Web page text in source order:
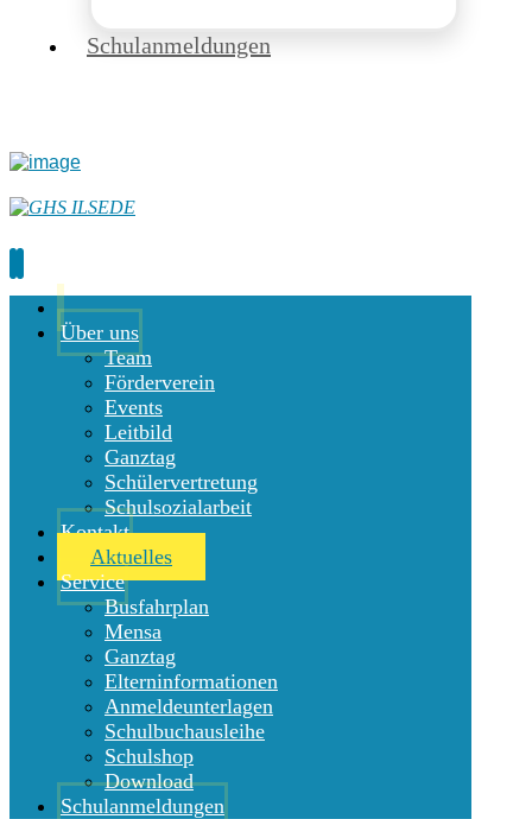
Schulanmeldungen
Über uns
Team
Förderverein
Events
Leitbild
Ganztag
Schülervertretung
Schulsozialarbeit
Kontakt
Aktuelles
Service
Busfahrplan
Mensa
Ganztag
Elterninformationen
Anmeldeunterlagen
Schulbuchausleihe
Schulshop
Download
Schulanmeldungen